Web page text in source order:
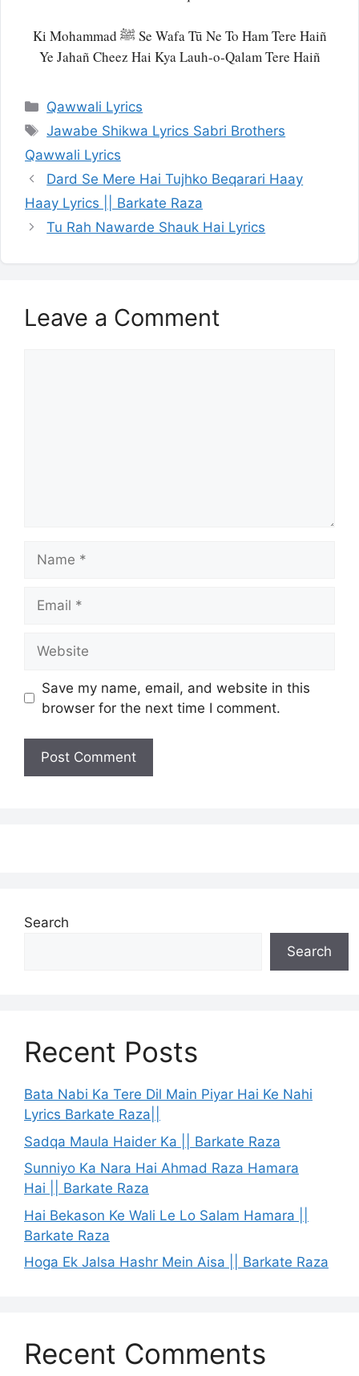
Ki Mohammad ﷺ Se Wafa Tū Ne To Ham Tere Haiñ
Ye Jahañ Cheez Hai Kya Lauh-o-Qalam Tere Haiñ
Categories
Qawwali Lyrics
Tags
Jawabe Shikwa Lyrics Sabri Brothers
Qawwali Lyrics
Dard Se Mere Hai Tujhko Beqarari Haay
Haay Lyrics || Barkate Raza
Tu Rah Nawarde Shauk Hai Lyrics
Leave a Comment
Save my name, email, and website in this
browser for the next time I comment.
Search
Search
Recent Posts
Bata Nabi Ka Tere Dil Main Piyar Hai Ke Nahi
Lyrics Barkate Raza||
Sadqa Maula Haider Ka || Barkate Raza
Sunniyo Ka Nara Hai Ahmad Raza Hamara
Hai || Barkate Raza
Hai Bekason Ke Wali Le Lo Salam Hamara ||
Barkate Raza
Hoga Ek Jalsa Hashr Mein Aisa || Barkate Raza
Recent Comments